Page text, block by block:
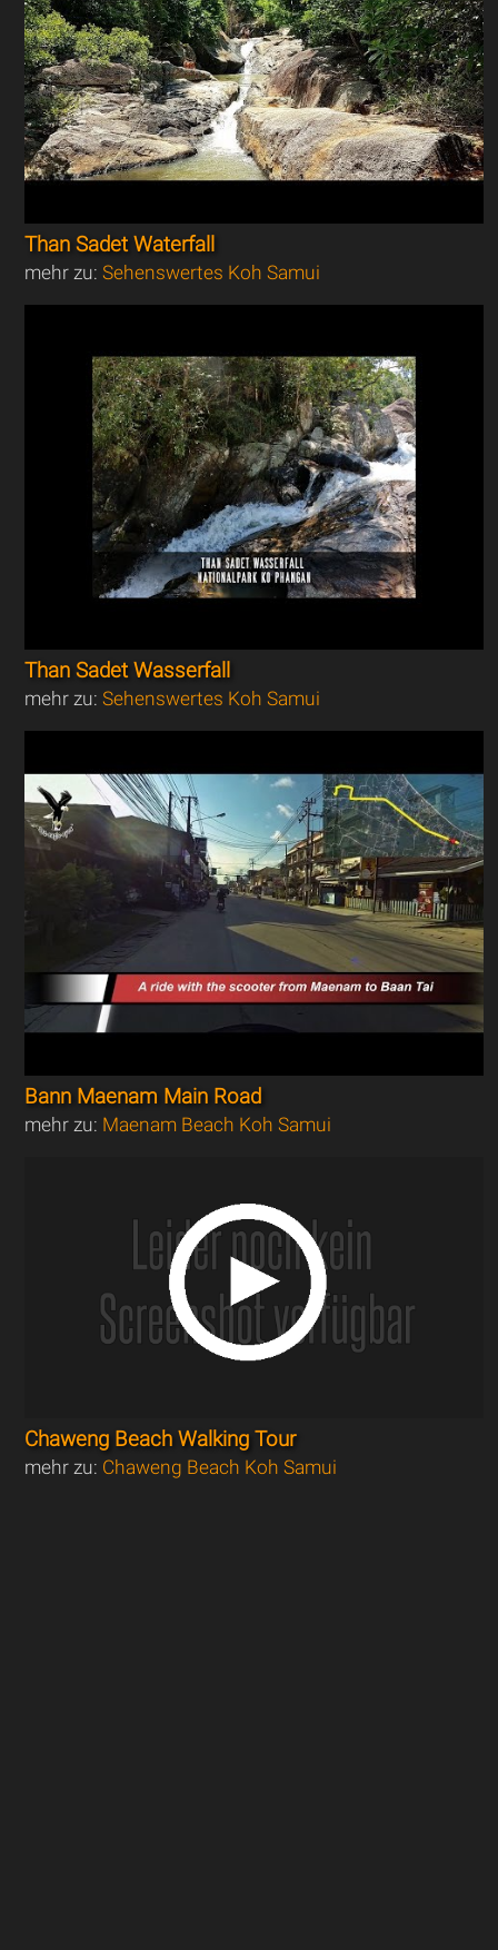
Than Sadet Waterfall
mehr zu:Sehenswertes Koh Samui
Than Sadet Wasserfall
mehr zu:Sehenswertes Koh Samui
Bann Maenam Main Road
mehr zu: Maenam Beach Koh Samui
Chaweng Beach Walking Tour
mehr zu: Chaweng Beach Koh Samui